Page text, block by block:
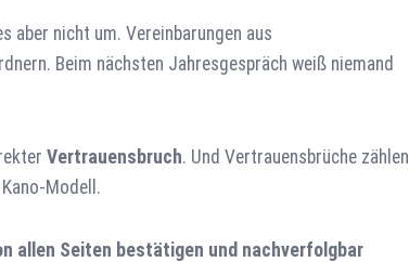
aber nicht um. Vereinbarungen aus
Beim nächsten Jahresgespräch weiß niemand
Vertrauensbruch. Und Vertrauensbrüche zählen
Modell.
allen Seiten bestätigen und nachverfolgbar